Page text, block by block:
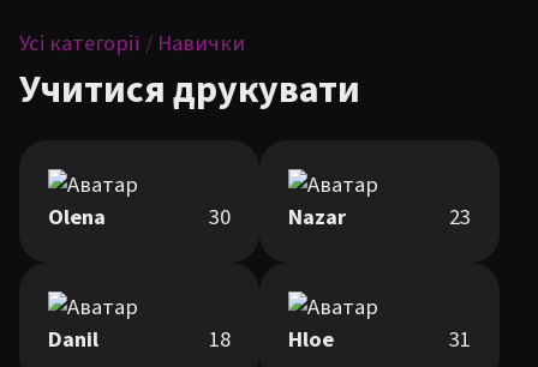
Усі категорії / Навички
Учитися друкувати
Olena 30 Nazar 23
Danil 18 Hloe 31